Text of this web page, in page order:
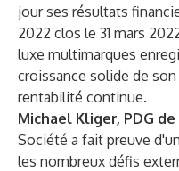
jour ses résultats
2022 clos le 31 mars
luxe multimarques
croissance solide de
rentabilité continue.
Michael Kliger, PDG
Société a fait preuve
les nombreux défis